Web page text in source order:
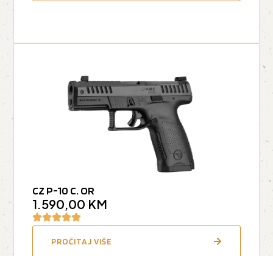
CZ P-10 C. OR
1.590,00 KM
PROČITAJ VIŠE